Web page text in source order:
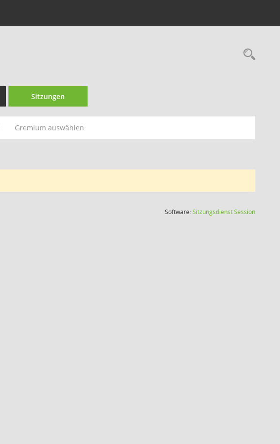
Sitzungen
Gremium auswählen
Software:SitzungsdienstSession(Wird in